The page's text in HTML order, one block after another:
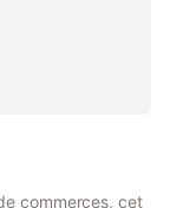
commerces, cet